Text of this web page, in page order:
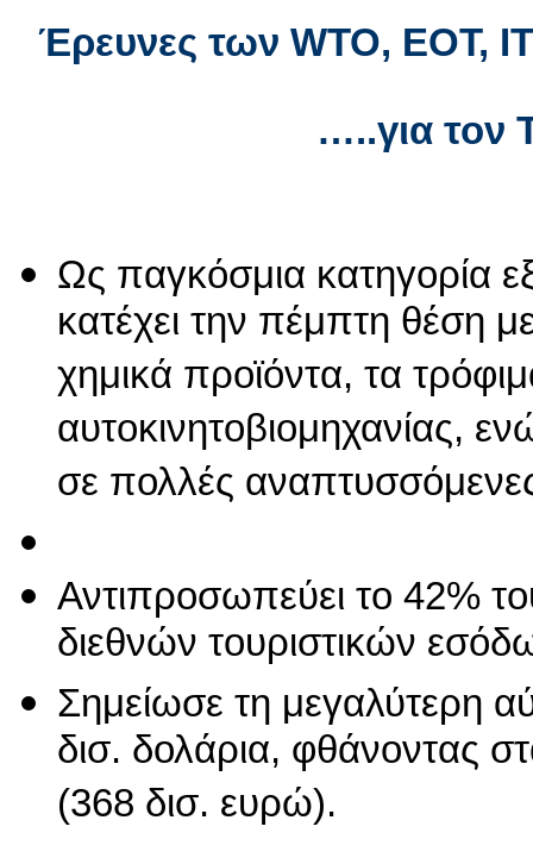
Έρευνες των WTO, ΕΟΤ,
…..για τον
Ως παγκόσμια κατηγορία
κατέχει την πέμπτη θέση
χημικά προϊόντα, τα
αυτοκινητοβιομηχανίας,
σε πολλές
Αντιπροσωπεύει το 42%
διεθνών τουριστικών
Σημείωσε τη μεγαλύτερη
δισ. δολάρια, φθάνοντας
(368 δισ. ευρώ).